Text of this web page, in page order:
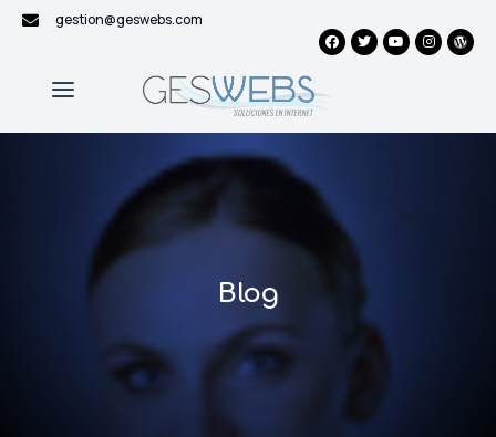
gestion@geswebs.com
Blog